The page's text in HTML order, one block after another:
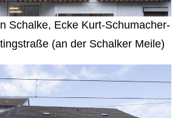
Schalke, Ecke Kurt-Schumacher-
(an der Schalker Meile)